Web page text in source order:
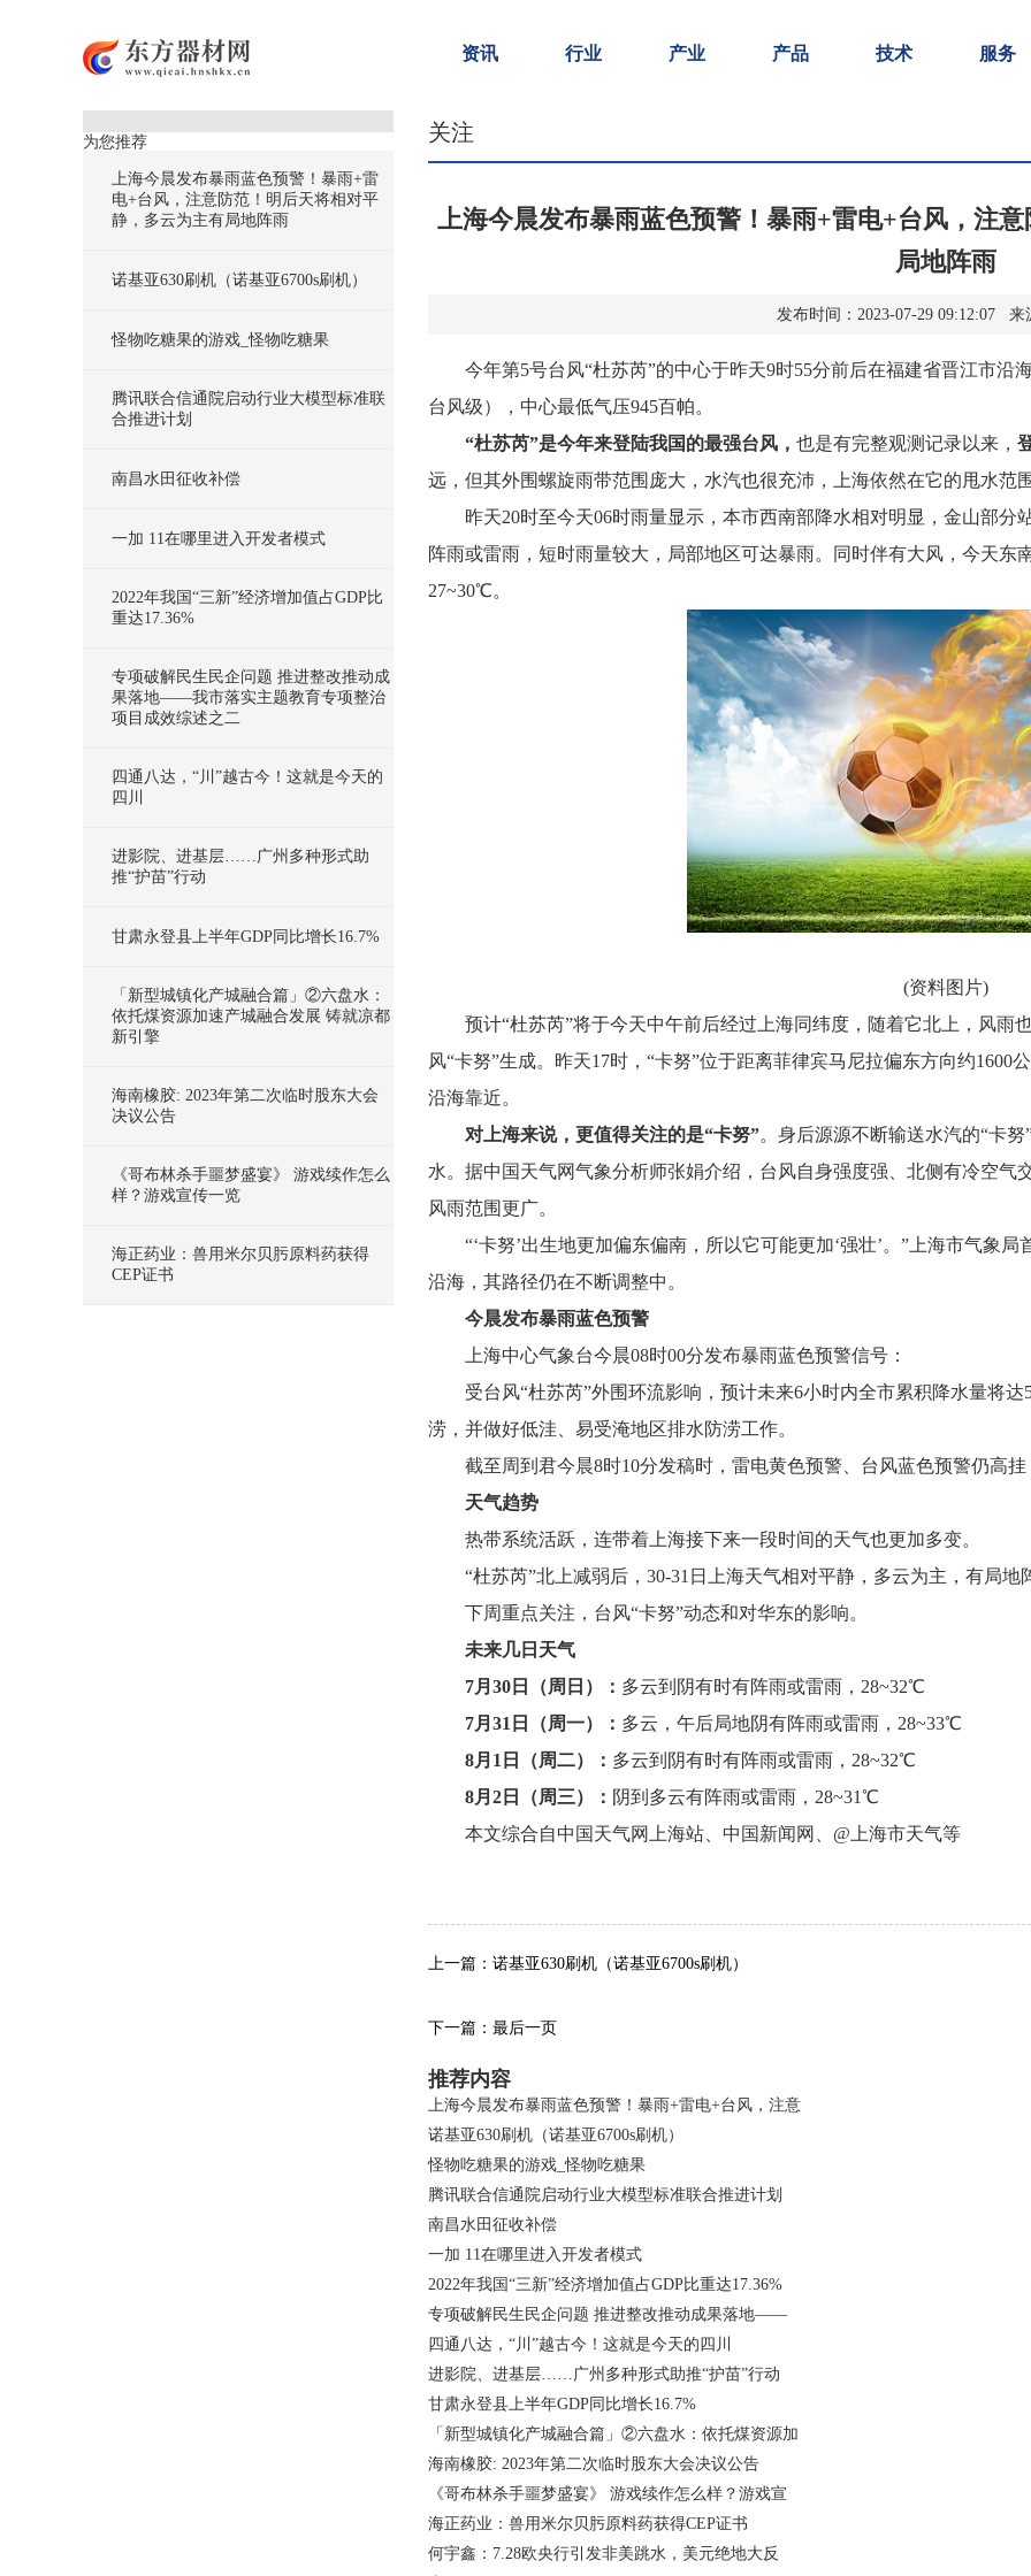
资讯 行业 产业 产品 技术 服务
为您推荐
上海今晨发布暴雨蓝色预警！暴雨+雷
电+台风，注意防范！明后天将相对平
静，多云为主有局地阵雨
诺基亚630刷机（诺基亚6700s刷机）
怪物吃糖果的游戏_怪物吃糖果
腾讯联合信通院启动行业大模型标准联
合推进计划
南昌水田征收补偿
一加 11在哪里进入开发者模式
2022年我国“三新”经济增加值占GDP比
重达17.36%
专项破解民生民企问题 推进整改推动成
果落地——我市落实主题教育专项整治
项目成效综述之二
四通八达，“川”越古今！这就是今天的
四川
进影院、进基层……广州多种形式助
推“护苗”行动
甘肃永登县上半年GDP同比增长16.7%
「新型城镇化产城融合篇」②六盘水：
依托煤资源加速产城融合发展 铸就凉都
新引擎
海南橡胶: 2023年第二次临时股东大会
决议公告
《哥布林杀手噩梦盛宴》 游戏续作怎么
样？游戏宣传一览
海正药业：兽用米尔贝肟原料药获得
CEP证书
关注
上海今晨发布暴雨蓝色预警！暴雨+雷电+台风，注
局地阵雨
发布时间：2023-07-29 09:12:07
今年第5号台风“杜苏芮”的中心于昨天9时55分前后在福建省晋江市沿
台风级），中心最低气压945百帕。
“杜苏芮”是今年来登陆我国的最强台风， 也是有完整观测记录以来，
远，但其外围螺旋雨带范围庞大，水汽也很充沛，上海依然在它的甩水范
昨天20时至今天06时雨量显示，本市西南部降水相对明显，金山部分
阵雨或雷雨，短时雨量较大，局部地区可达暴雨。同时伴有大风，今天东
27~30℃。
(资料图片)
预计“杜苏芮”将于今天中午前后经过上海同纬度，随着它北上，风雨
风“卡努”生成。昨天17时，“卡努”位于距离菲律宾马尼拉偏东方向约
沿海靠近。
对上海来说，更值得关注的是“卡努”。身后源源不断输送水汽的“卡
水。据中国天气网气象分析师张娟介绍，台风自身强度强、北侧有冷空气
风雨范围更广。
“‘卡努’出生地更加偏东偏南，所以它可能更加‘强壮’。”上海市气象
沿海，其路径仍在不断调整中。
今晨发布暴雨蓝色预警
上海中心气象台今晨08时00分发布暴雨蓝色预警信号：
受台风“杜苏芮”外围环流影响，预计未来6小时内全市累积降水量将
涝，并做好低洼、易受淹地区排水防涝工作。
截至周到君今晨8时10分发稿时，雷电黄色预警、台风蓝色预警仍高
天气趋势
热带系统活跃，连带着上海接下来一段时间的天气也更加多变。
“杜苏芮”北上减弱后，30-31日上海天气相对平静，多云为主，有局地
下周重点关注，台风“卡努”动态和对华东的影响。
未来几日天气
7月30日（周日）
： 多云到阴有时有阵雨或雷雨，28~32℃
7月31日（周一）： 多云，午后局地阴有阵雨或雷雨，28~33℃
8月1日（周二）： 多云到阴有时有阵雨或雷雨，28~32℃
8月2日（周三）： 阴到多云有阵雨或雷雨，28~31℃
本文综合自中国天气网上海站、中国新闻网、@上海市天气等
上一篇：诺基亚630刷机（诺基亚6700s刷机）
下一篇：最后一页
推荐内容
上海今晨发布暴雨蓝色预警！暴雨+雷电+台风，注意
诺基亚630刷机（诺基亚6700s刷机）
怪物吃糖果的游戏_怪物吃糖果
腾讯联合信通院启动行业大模型标准联合推进计划
南昌水田征收补偿
一加 11在哪里进入开发者模式
2022年我国“三新”经济增加值占GDP比重达17.36%
专项破解民生民企问题 推进整改推动成果落地——
四通八达，“川”越古今！这就是今天的四川
进影院、进基层……广州多种形式助推“护苗”行动
甘肃永登县上半年GDP同比增长16.7%
「新型城镇化产城融合篇」②六盘水：依托煤资源加
海南橡胶: 2023年第二次临时股东大会决议公告
《哥布林杀手噩梦盛宴》 游戏续作怎么样？游戏宣
海正药业：兽用米尔贝肟原料药获得CEP证书
何宇鑫：7.28欧央行引发非美跳水，美元绝地大反